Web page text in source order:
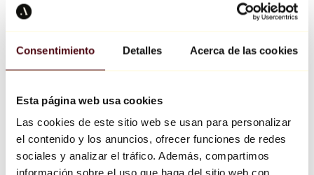
Consentimiento Detalles Acerca de las cookies
Esta página web usa cookies
Las cookies de este sitio web se usan para personalizar
el contenido y los anuncios, ofrecer funciones de redes
sociales y analizar el tráfico. Además, compartimos
información sobre el uso que haga del sitio web con
Richard Orlinski
Keith Haring
Jeff Koons
Jean-Michel Basquiat
Todos los diseñadores
Obra de la semana